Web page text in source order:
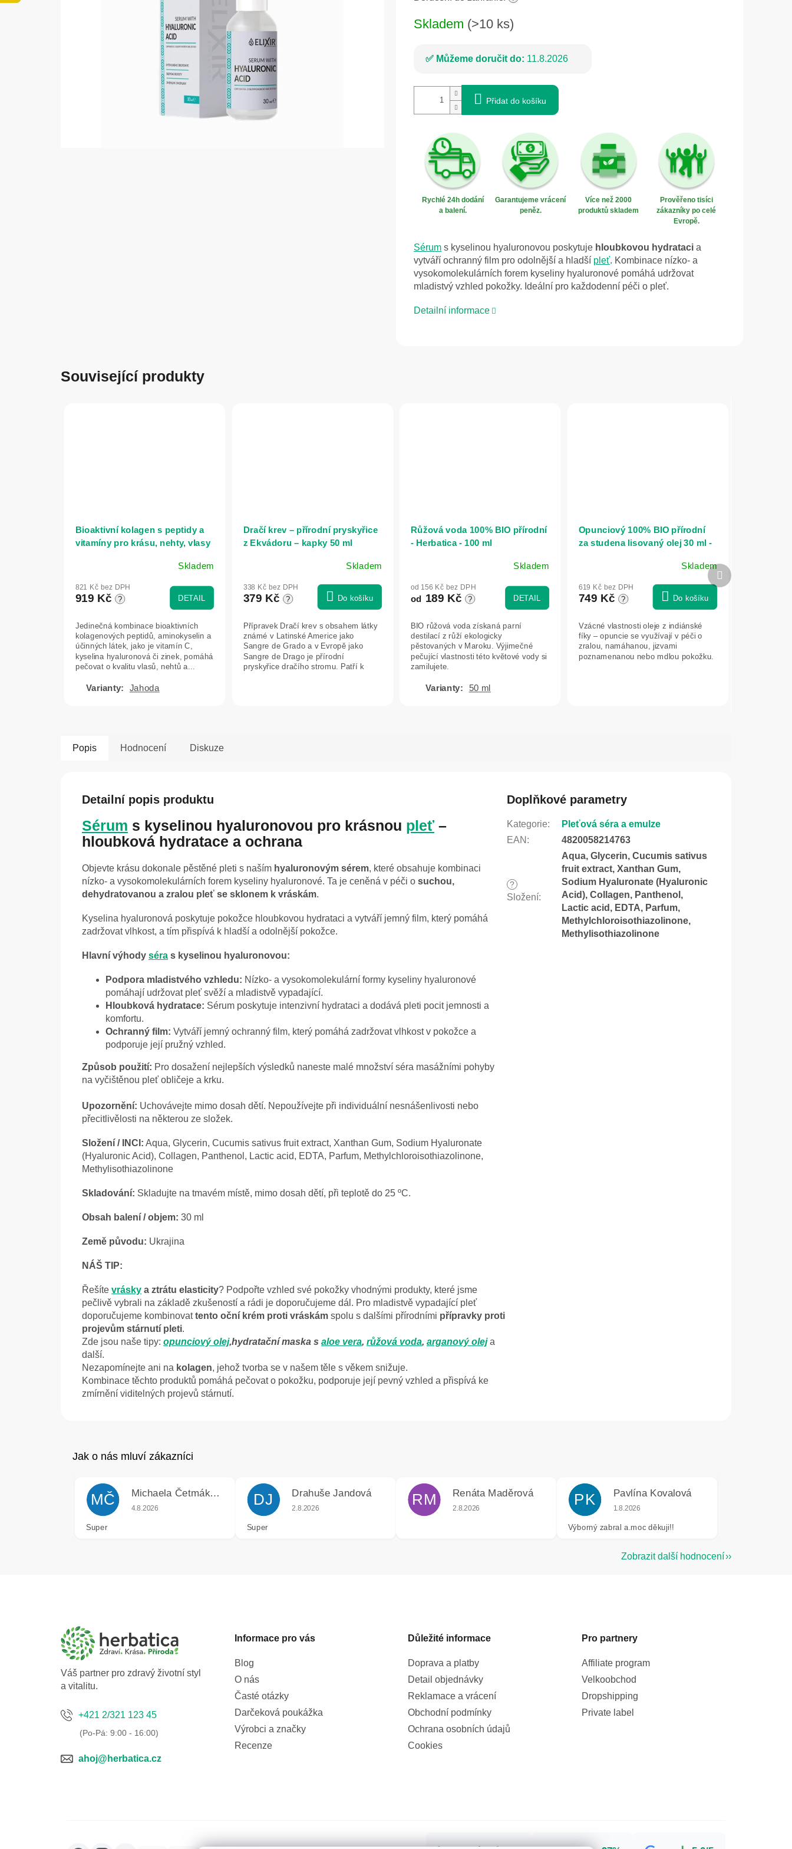
Skladem (>10 ks)
Můžeme doručit do: 11.8.2026
Přidat do košíku
Rychlé 24h dodání
a balení.
Garantujeme vrácení
peněz.
Více než 2000
produktů skladem
Prověřeno tisíci
zákazníky po celé
Evropě.
Sérum s kyselinou hyaluronovou poskytuje hloubkovou hydrataci a
vytváří ochranný film pro odolnější a hladší pleť. Kombinace nízko- a
vysokomolekulárních forem kyseliny hyaluronové pomáhá udržovat
mladistvý vzhled pokožky. Ideální pro každodenní péči o pleť.
Detailní informace
Související produkty
Bioaktivní kolagen s peptidy a
vitamíny pro krásu, nehty, vlasy
produktu
je
z
5
hvězdiček.
Skladem
821 Kč bez DPH
919 Kč ? DETAIL
Jedinečná kombinace bioaktivních
kolagenových peptidů, aminokyselin a
účinných látek, jako je vitamín C,
kyselina hyaluronová či zinek, pomáhá
pečovat o kvalitu vlasů, nehtů a...
Jahoda
Dračí krev – přírodní pryskyřice
z Ekvádoru – kapky 50 ml
produktu
je
z
5
hvězdiček.
Skladem
338 Kč bez DPH
379 Kč ? Do košíku
Přípravek Dračí krev s obsahem látky
známé v Latinské Americe jako
Sangre de Grado a v Evropě jako
Sangre de Drago je přírodní
pryskyřice dračího stromu. Patří k
Růžová voda 100% BIO přírodní
- Herbatica - 100 ml
Skladem
od 156 Kč bez DPH
od 189 Kč ? DETAIL
BIO růžová voda získaná parní
destilací z růží ekologicky
pěstovaných v Maroku. Výjimečné
pečující vlastnosti této květové vody si
zamilujete.
50 ml
Opunciový 100% BIO přírodní
za studena lisovaný olej 30 ml -
produktu
je
z
5
hvězdiček.
Skladem
619 Kč bez DPH
749 Kč ? Do košíku
Vzácné vlastnosti oleje z indiánské
fíky – opuncie se využívají v péči o
zralou, namáhanou, jizvami
poznamenanou nebo mdlou pokožku.
Další
produkt
Popis Hodnocení Diskuze
Detailní popis produktu
Sérum s kyselinou hyaluronovou pro krásnou pleť –
hloubková hydratace a ochrana
Objevte krásu dokonale pěstěné pleti s naším hyaluronovým sérem, které obsahuje kombinaci
nízko- a vysokomolekulárních forem kyseliny hyaluronové. Ta je ceněná v péči o suchou,
dehydratovanou a zralou pleť se sklonem k vráskám.
Kyselina hyaluronová poskytuje pokožce hloubkovou hydrataci a vytváří jemný film, který pomáhá
zadržovat vlhkost, a tím přispívá k hladší a odolnější pokožce.
Hlavní výhody séra s kyselinou hyaluronovou:
Podpora mladistvého vzhledu: Nízko- a vysokomolekulární formy kyseliny hyaluronové
pomáhají udržovat pleť svěží a mladistvě vypadající.
Hloubková hydratace: Sérum poskytuje intenzivní hydrataci a dodává pleti pocit jemnosti a
komfortu.
Ochranný film: Vytváří jemný ochranný film, který pomáhá zadržovat vlhkost v pokožce a
podporuje její pružný vzhled.
Způsob použití: Pro dosažení nejlepších výsledků naneste malé množství séra masážními pohyby
na vyčištěnou pleť obličeje a krku.
Upozornění: Uchovávejte mimo dosah dětí. Nepoužívejte při individuální nesnášenlivosti nebo
přecitlivělosti na některou ze složek.
Složení / INCI: Aqua, Glycerin, Cucumis sativus fruit extract, Xanthan Gum, Sodium Hyaluronate
(Hyaluronic Acid), Collagen, Panthenol, Lactic acid, EDTA, Parfum, Methylchloroisothiazolinone,
Methylisothiazolinone
Skladování: Skladujte na tmavém místě, mimo dosah dětí, při teplotě do 25 ºC.
Obsah balení / objem: 30 ml
Země původu: Ukrajina
NÁŠ TIP:
Řešíte vrásky a ztrátu elasticity? Podpořte vzhled své pokožky vhodnými produkty, které jsme
pečlivě vybrali na základě zkušeností a rádi je doporučujeme dál. Pro mladistvě vypadající pleť
doporučujeme kombinovattento oční krém proti vráskám spolu s dalšími přírodními přípravky proti
projevům stárnutí pleti.
Zde jsou naše tipy: opunciový olej,hydratační maska s aloe vera, růžová voda, arganový oleja
další.
Nezapomínejte ani na kolagen, jehož tvorba se v našem těle s věkem snižuje.
Kombinace těchto produktů pomáhá pečovat o pokožku, podporuje její pevný vzhled a přispívá ke
zmírnění viditelných projevů stárnutí.
Doplňkové parametry
Kategorie:
Pleťová séra a emulze
EAN : 4820058214763
?
Složení:
Aqua, Glycerin, Cucumis sativus
fruit extract, Xanthan Gum,
Sodium Hyaluronate (Hyaluronic
Acid), Collagen, Panthenol,
Lactic acid, EDTA, Parfum,
Methylchloroisothiazolinone,
Methylisothiazolinone
MČ Michaela Četmáková
Hodnocení obchodu je 5 z 5 hvězdiček.
4.8.2026
Super
DJ Drahuše Jandová
Hodnocení obchodu je 5 z 5 hvězdiček.
2.8.2026
Super
RM Renáta Maděrová
Hodnocení obchodu je 5 z 5 hvězdiček.
2.8.2026 PK Pavlína Kovalová
Hodnocení obchodu je 5 z 5 hvězdiček.
1.8.2026
Výborný zabral a.moc děkuji!!
Zobrazit další hodnocení
Váš partner pro zdravý životní styl
a vitalitu.
+421 2/321 123 45
ahoj@herbatica.cz
Informace pro vás
Blog
O nás
Časté otázky
Darčeková poukážka
Výrobci a značky
Recenze
Důležité informace
Doprava a platby
Detail objednávky
Reklamace a vrácení
Obchodní podmínky
Ochrana osobních údajů
Cookies
Pro partnery
Affiliate program
Velkoobchod
Dropshipping
Private label